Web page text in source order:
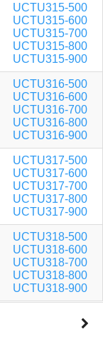
UCTU315-500
UCTU315-600
UCTU315-700
UCTU315-800
UCTU315-900
UCTU316-500
UCTU316-600
UCTU316-700
UCTU316-800
UCTU316-900
UCTU317-500
UCTU317-600
UCTU317-700
UCTU317-800
UCTU317-900
UCTU318-500
UCTU318-600
UCTU318-700
UCTU318-800
UCTU318-900